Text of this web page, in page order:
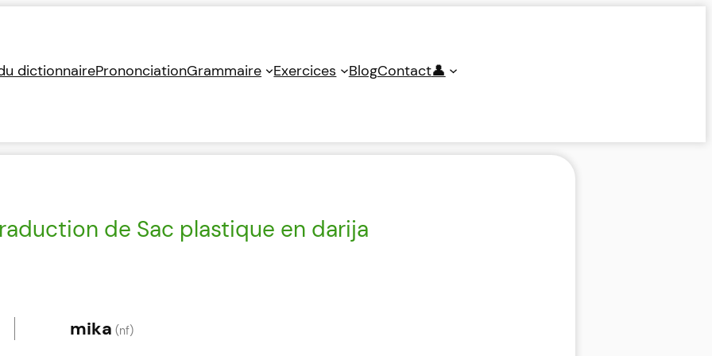
dictionnairePrononciationGrammaire Exercices BlogContact👤
de Sac plastique en darija
mika (nf)